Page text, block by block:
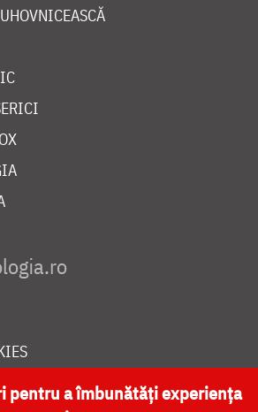
CATEDRALA NAȚIONALĂ
pentru a îmbunătăți experiența